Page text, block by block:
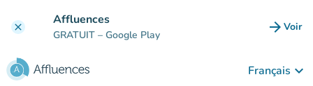
clear Affluences
GRATUIT – Google Play arrow_forward Voir
Français keyboard_arrow_down